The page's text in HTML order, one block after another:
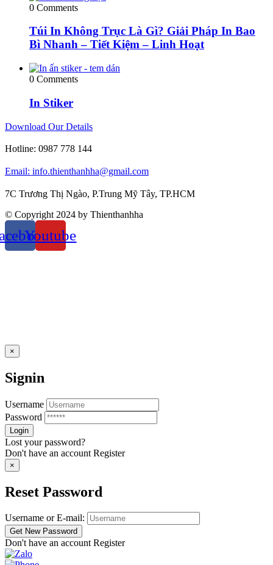
0 Comments
Túi In Không Trục Là Gì? Giải Pháp In Bao
Bì Nhanh – Tiết Kiệm – Linh Hoạt
0 Comments
In Stiker
Download Our Details
Hotline: 0987 778 144
Email: info.thienthanhha@gmail.com
7C Trương Thị Ngào, P.Trung Mỹ Tây, TP.HCM
© Copyright 2024 by Thienthanhha
Youtube
×
Signin
Username
Password
Lost your password?
Don't have an account Register
×
Reset Password
Username or E-mail:
Don't have an accountRegister